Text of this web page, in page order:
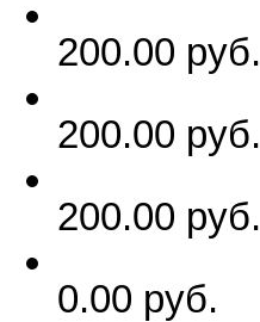
200.00 руб.
200.00 руб.
200.00 руб.
0.00 руб.